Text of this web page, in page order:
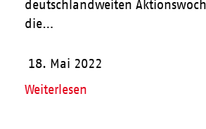
deutschlandweiten
die…
18. Mai 2022
Weiterlesen